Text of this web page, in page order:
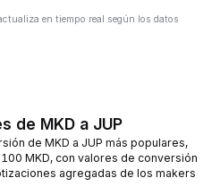
en tiempo real según los datos
de MKD a JUP
de MKD a JUP más populares,
MKD, con valores de conversión
agregadas de los makers